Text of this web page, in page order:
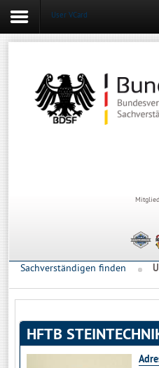
User VCard
Sachverständigen finden
HFTB